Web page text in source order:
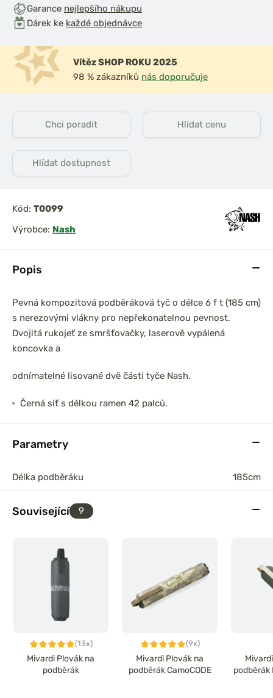
Popis
Pevná kompozitová podběráková tyč o délce 6 f t (185 cm)
s nerezovými vlákny pro nepřekonatelnou pevnost.
Dvojitá rukojeť ze smršťovačky, laserově vypálená
koncovka a
odnímatelné lisované dvě části tyče Nash.
Černá síť s délkou ramen 42 palců.
Parametry
Délka podběráku 185cm
Související 9
(13x)
Mivardi Plovák na
podběrák
(9x)
Mivardi Plovák na
podběrák CamoCODE
podběrák
Garance nejlepšího nákupu
Dárek ke každé objednávce
Vítěz SHOP ROKU 2025
98 % zákazníků nás doporučuje
Chci poradit Hlídat cenu
Hlídat dostupnost
Kód: T0099
Výrobce: Nash